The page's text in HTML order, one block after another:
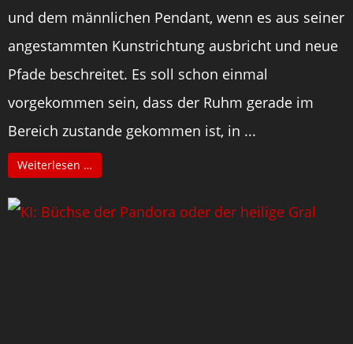
und dem männlichen Pendant, wenn es aus seiner
angestammten Kunstrichtung ausbricht und neue
Pfade beschreitet. Es soll schon einmal
vorgekommen sein, dass der Ruhm gerade im
Bereich zustande gekommen ist, in ...
Weiterlesen …